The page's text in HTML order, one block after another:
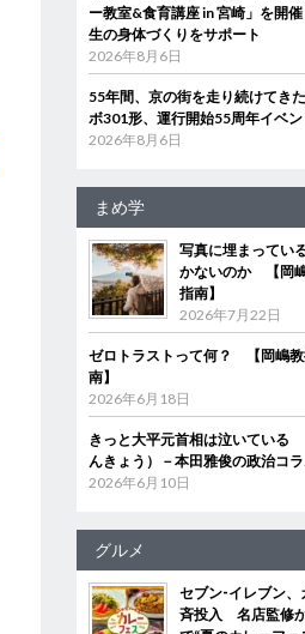
ー教室&食育講座 in 宮崎」を開
生の身体づくりをサポート
2026年8月6日
55年間、京の街を走り続けてき
ボ301形、運行開始55周年イベ
2026年8月6日
まめ学
写真に埋まってい
かないのか 【岡
指南】
2026年7月22日
ゼロトラストって何？ 【岡嶋
南】
2026年6月18日
きっと大平元首相は泣いている
んきょう）－本田雅俊の政治コラ
2026年6月10日
グルメ
セブン‐イレブン
斉投入 名店監修